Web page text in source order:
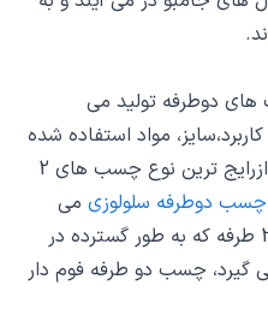
های دوطرفه تولید می
مواد استفاده شده
و… تقسیم بندی می شوند. یکی ازرایج ترین نوع چسب های 2
چسب دوطرفه سلولوزی می
باشد.انواع دیگری از چسب های 2 طرفه که به طور گسترده در
گیرد، چسب دو طرفه فوم دار